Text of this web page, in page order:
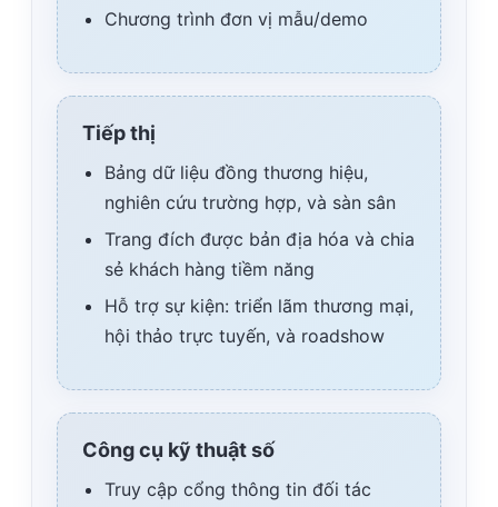
Chương trình đơn vị mẫu/demo
Tiếp thị
Bảng dữ liệu đồng thương hiệu,
nghiên cứu trường hợp, và sàn sân
Trang đích được bản địa hóa và chia
sẻ khách hàng tiềm năng
Hỗ trợ sự kiện: triển lãm thương mại,
hội thảo trực tuyến, và roadshow
Công cụ kỹ thuật số
Truy cập cổng thông tin đối tác